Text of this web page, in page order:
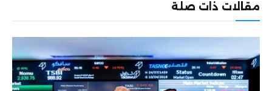
مقالات ذات صلة